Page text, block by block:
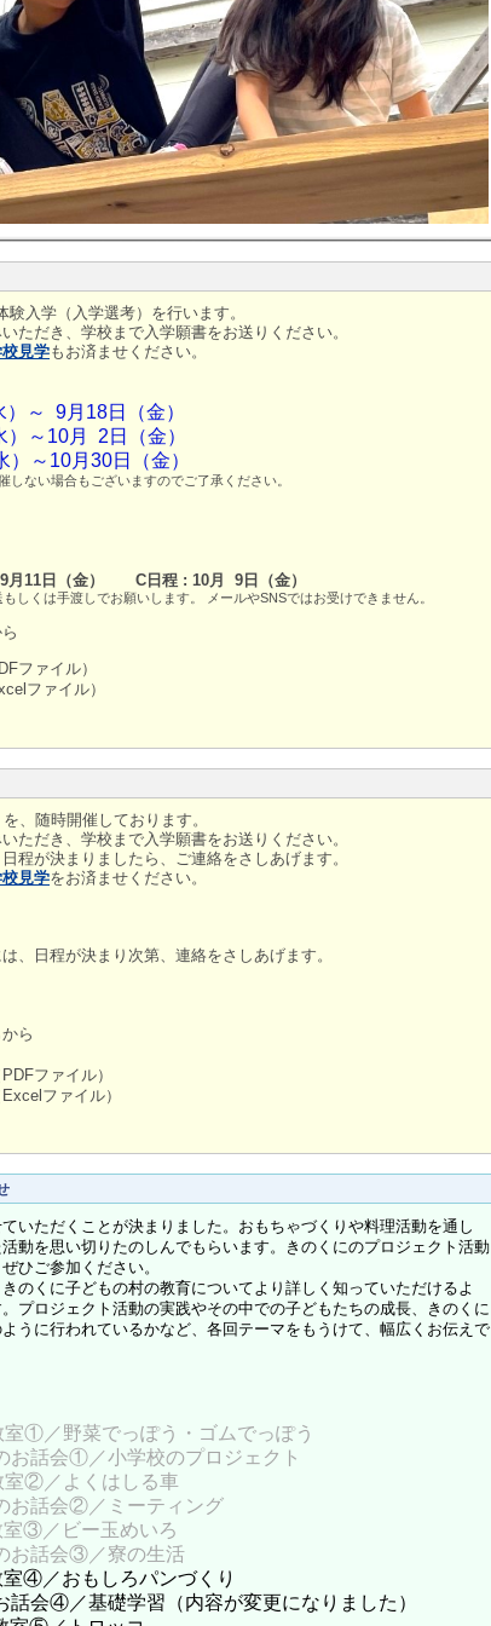
入学（入学選考）を行います。
ただき、学校まで入学願書をお送りください。
見学もお済ませください。
～ 9月18日（金）
～10月 2日（金）
～10月30日（金）
ない場合もございますのでご了承ください。
月11日（金） C日程 : 10月 9日（金）
くは手渡しでお願いします。 メールやSNSではお受けできません。
ファイル）
ファイル）
、随時開催しております。
ただき、学校まで入学願書をお送りください。
程が決まりましたら、ご連絡をさしあげます。
見学をお済ませください。
、日程が決まり次第、連絡をさしあげます。
ら
ファイル）
ファイル）
いただくことが決まりました。おもちゃづくりや料理活動を通し
動を思い切りたのしんでもらいます。きのくにのプロジェクト活動
ひご参加ください。
のくに子どもの村の教育についてより詳しく知っていただけるよ
プロジェクト活動の実践やその中での子どもたちの成長、きのくに
うに行われているかなど、各回テーマをもうけて、幅広くお伝えで
①／野菜でっぽう・ゴムでっぽう
小学校のプロジェクト
②／よくはしる車
／ミーティング
③／ビー玉めいろ
／寮の生活
④／おもしろパンづくり
学習（内容が変更になりました）